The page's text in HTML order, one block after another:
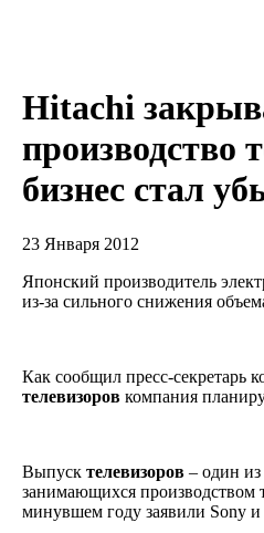
Hitachi
производство
бизнес стал
23 Января 2012
Японский производитель
из-за сильного снижения
Как сообщил пресс-секретарь
телевизоров компания
Выпуск телевизоров – один
занимающихся
минувшем году заявили Sony